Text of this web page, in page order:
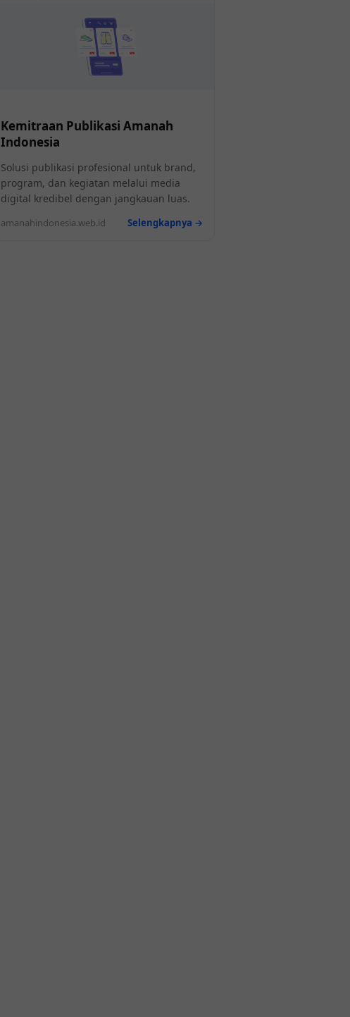
Kemitraan Publikasi Amanah
Indonesia
Solusi publikasi profesional untuk brand,
program, dan kegiatan melalui media
digital kredibel dengan jangkauan luas.
amanahindonesia.web.id Selengkapnya →